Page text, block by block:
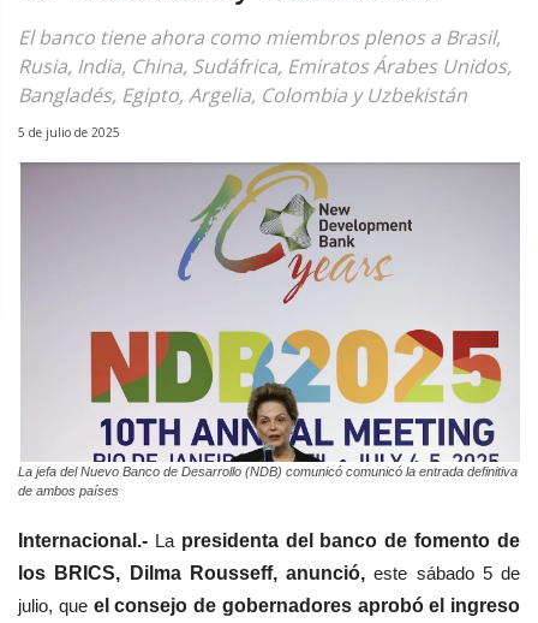
El banco tiene ahora como miembros plenos a Brasil,
Rusia, India, China, Sudáfrica, Emiratos Árabes Unidos,
Bangladés, Egipto, Argelia, Colombia y Uzbekistán
5 de julio de 2025
La jefa del Nuevo Banco de Desarrollo (NDB) comunicó comunicó la entrada definitiva
de ambos países
Internacional.- La presidenta del banco de fomento de
los BRICS, Dilma Rousseff, anunció, este sábado 5 de
julio, queel consejo de gobernadores aprobó el ingreso